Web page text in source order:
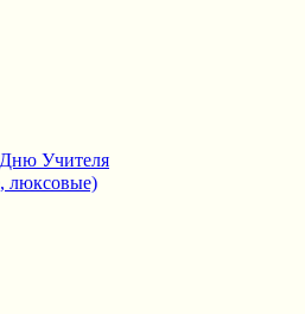
Дню Учителя
люксовые)